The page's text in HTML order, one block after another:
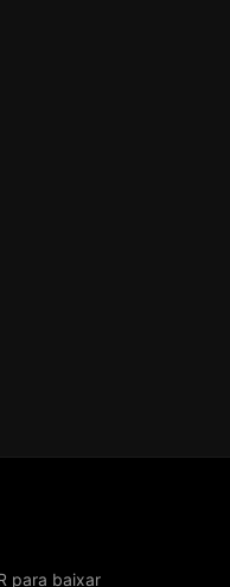
para baixar